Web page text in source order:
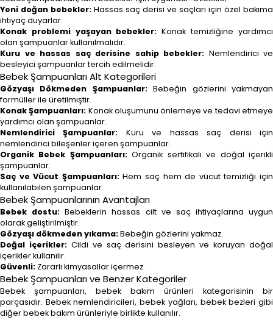
Yeni doğan bebekler: Hassas saç derisi ve saçları için özel bakıma
ihtiyaç duyarlar.
Konak problemi yaşayan bebekler: Konak temizliğine yardımcı
olan şampuanlar kullanılmalıdır.
Kuru ve hassas saç derisine sahip bebekler: Nemlendirici ve
besleyici şampuanlar tercih edilmelidir.
Bebek Şampuanları Alt Kategorileri
Gözyaşı Dökmeden Şampuanlar:Bebeğin gözlerini yakmayan
formüller ile üretilmiştir.
Konak Şampuanları: Konak oluşumunu önlemeye ve tedavi etmeye
yardımcı olan şampuanlar.
Nemlendirici Şampuanlar: Kuru ve hassas saç derisi için
nemlendirici bileşenler içeren şampuanlar.
Organik Bebek Şampuanları:Organik sertifikalı ve doğal içerikli
şampuanlar.
Saç ve Vücut Şampuanları:Hem saç hem de vücut temizliği için
kullanılabilen şampuanlar.
Bebek Şampuanlarının Avantajları
Bebek dostu: Bebeklerin hassas cilt ve saç ihtiyaçlarına uygun
olarak geliştirilmiştir.
Gözyaşı dökmeden yıkama:Bebeğin gözlerini yakmaz.
Doğal içerikler:Cildi ve saç derisini besleyen ve koruyan doğal
içerikler kullanılır.
Güvenli: Zararlı kimyasallar içermez.
Bebek Şampuanları ve Benzer Kategoriler
Bebek şampuanları, bebek bakım ürünleri kategorisinin bir
parçasıdır. Bebek nemlendiricileri, bebek yağları, bebek bezleri gibi
diğer bebek bakım ürünleriyle birlikte kullanılır.